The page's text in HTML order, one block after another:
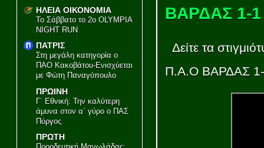
ΗΛΕΙΑ ΟΙΚΟΝΟΜΙΑ
Το Σάββατο το 2ο OLYMPIA
NIGHT RUN
ΠΑΤΡΙΣ
Στη μεγάλη κατηγορία ο
ΠΑΟ Κακοβάτου-Ενισχύεται
με Φώτη Παναγόπουλο
ΠΡΩΙΝΗ
Γ΄ Εθνική: Την καλύτερη
άμυνα στον α΄ γύρο ο ΠΑΣ
Πύργος
ΠΡΩΤΗ
ΒΑΡΔΑΣ 1-1
Δείτε τα
Π.Α.Ο ΒΑΡΔΑΣ